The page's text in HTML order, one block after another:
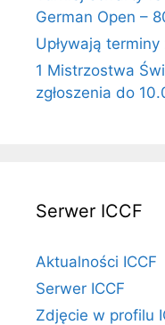
German Open –
Upływają
1 Mistrzostwa
zgłoszenia do
Serwer ICCF
Aktualności ICCF
Serwer ICCF
Zdjęcie w profilu